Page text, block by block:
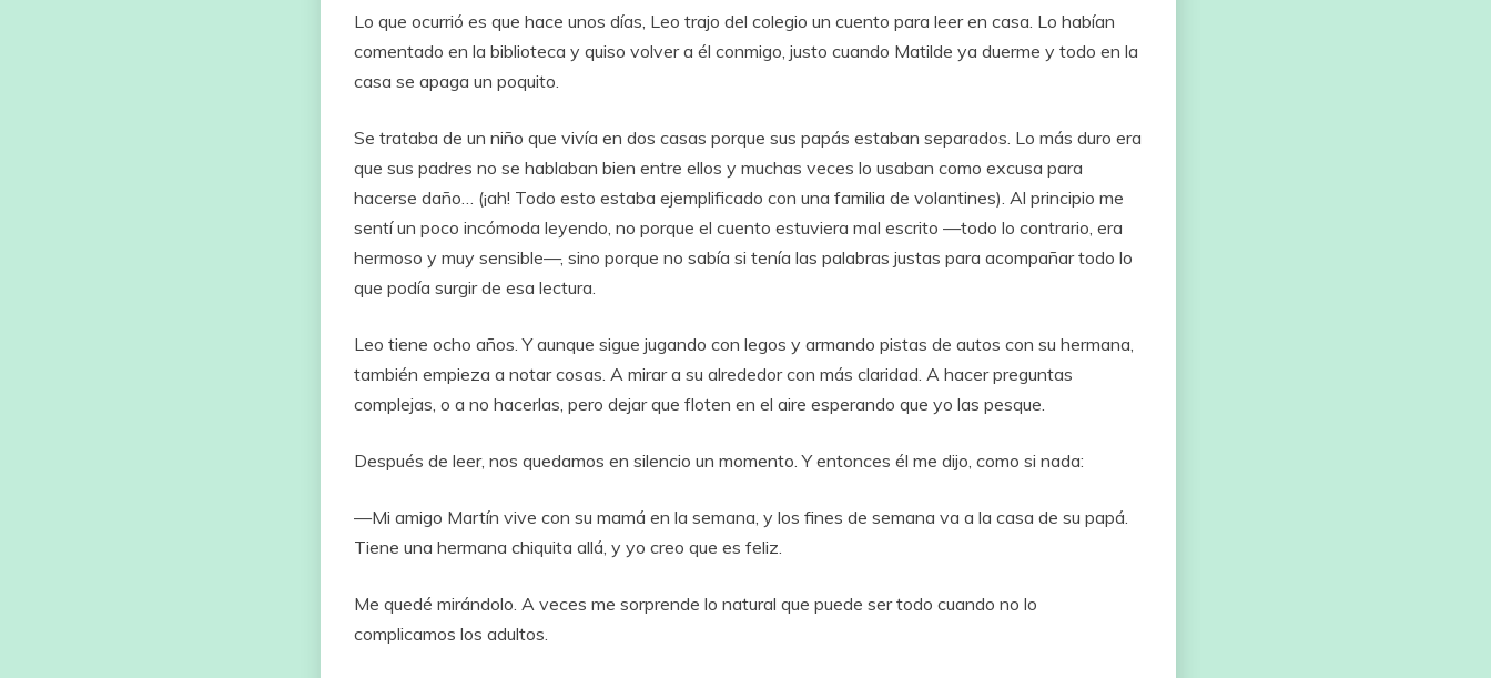
Lo que ocurrió es que hace unos días, Leo trajo del colegio un cuento para leeren casa. Lo habían
comentado en la biblioteca y quiso volvera él conmigo, justo cuando Matilde ya duerme y todo en la
casa se apaga un poquito.
Se trataba de un niño que vivía en dos casas porque sus papás estaban separados. Lo más duro era
que sus padres no se hablaban bien entre ellos y muchas veces lo usaban como excusa para
hacerse daño… (¡ah! Todo esto estaba ejemplificado con una familia de volantines). Al principio me
sentíun poco incómoda leyendo, no porque el cuento estuviera mal escrito —todo lo contrario, era
hermoso y muy sensible—, sino porque no sabía si tenía las palabras justas para acompañartodo lo
que podía surgirde esa lectura.
Leo tiene ocho años.Yaunque sigue jugando con legos y armando pistas de autos con su hermana,
también empieza a notarcosas. A mirara su alrededorcon más claridad. A hacerpreguntas
complejas, o a no hacerlas, pero dejarque floten en el aire esperando que yo las pesque.
Después de leer, nos quedamos en silencio un momento.Yentonces él me dijo, como si nada:
—Mi amigo Martín vive con su mamá en la semana, y los fines de semana va a la casa de su papá.
Tiene una hermana chiquita allá, y yo creo que es feliz.
Me quedé mirándolo. A veces me sorprende lo natural que puede sertodo cuando no lo
complicamos los adultos.